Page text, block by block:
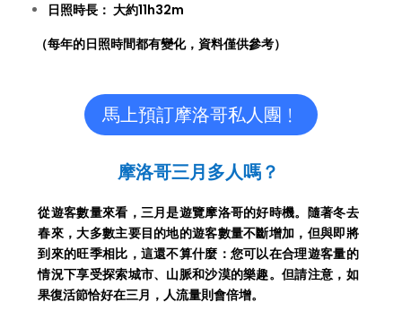
日照時長： 大約11h32m
（每年的日照時間都有變化，資料僅供參考）
馬上預訂摩洛哥私人團﹗
摩洛哥三月多人嗎？
從遊客數量來看，三月是遊覽摩洛哥的好時機。隨著冬去
春來，大多數主要目的地的遊客數量不斷增加，但與即將
到來的旺季相比，這還不算什麼：您可以在合理遊客量的
情況下享受探索城市、山脈和沙漠的樂趣。但請注意，如
果復活節恰好在三月，人流量則會倍增。